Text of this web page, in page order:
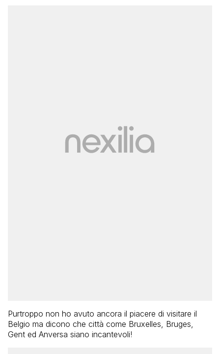
Purtroppo non ho avuto ancora il piacere di visitare il
Belgio ma dicono che città come Bruxelles, Bruges,
Gent ed Anversa siano incantevoli!